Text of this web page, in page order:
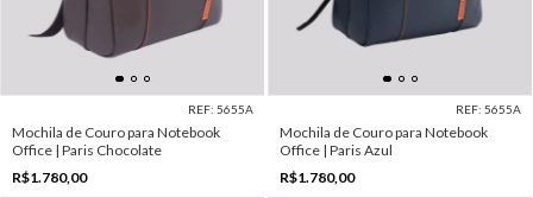
REF: 5655A
Mochila de Couro para Notebook
Office | Paris Chocolate
R$1.780,00
REF: 5655A
Mochila de Couro para Notebook
Office | Paris Azul
R$1.780,00